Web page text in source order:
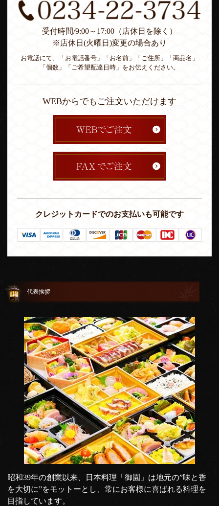
受付時間/9:00～17:00（店休日を除く）
※店休日(火曜日)変更の場合あり
お電話にて、「お電話番号」「お名前」「ご住所」「商品名」
「個数」「ご希望配達日時」をお伝えください。
WEBからでもご注文いただけます
クレジットカードでのお支払いも可能です
代表挨拶
昭和39年の創業以来、日本料理「御園」は地元の”味と香
を大切に”をモットーとし、常にお客様に喜ばれる料理を
目指しています。